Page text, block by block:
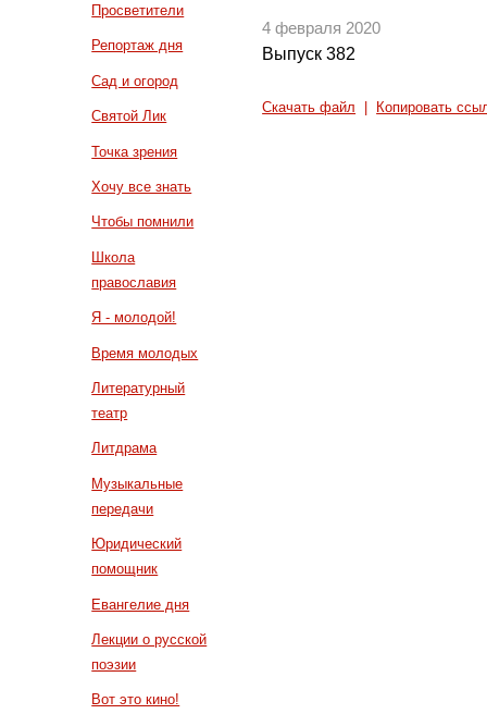
Просветители
Репортаж дня
Сад и огород
Святой Лик
Точка зрения
Хочу все знать
Чтобы помнили
Школа
православия
Я - молодой!
Время молодых
Литературный
театр
Литдрама
Музыкальные
передачи
Юридический
помощник
Евангелие дня
Лекции о русской
поэзии
Вот это кино!
4 февраля 2020
Выпуск 382
Скачать файл Копировать